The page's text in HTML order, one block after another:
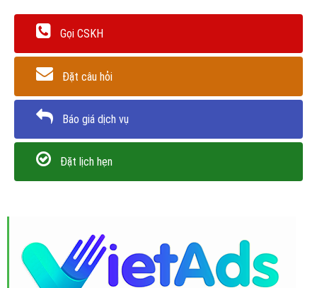
Gọi CSKH
Đặt câu hỏi
Báo giá dịch vụ
Đặt lịch hẹn